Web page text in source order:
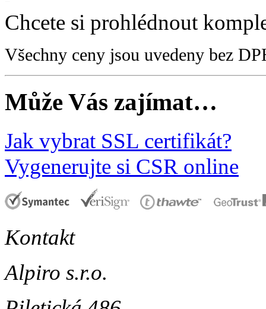
Chcete si prohlédnout
Všechny ceny jsou uvedeny bez
Může Vás zajímat…
Jak vybrat SSL certifikát?
Vygenerujte si CSR online
Kontakt
Alpiro s.r.o.